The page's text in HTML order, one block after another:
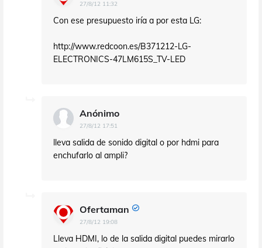
27/8/12 11:32
Con ese presupuesto iría a por esta LG:
http://www.redcoon.es/B371212-LG-
ELECTRONICS-47LM615S_TV-LED
Anónimo
27/8/12 17:51
lleva salida de sonido digital o por hdmi para
enchufarlo al ampli?
Ofertaman
27/8/12 19:08
Lleva HDMI, lo de la salida digital puedes mirarlo